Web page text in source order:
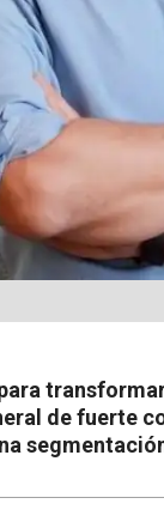
de fuerte